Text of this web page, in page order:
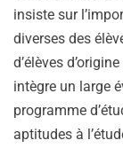
insiste sur
diverses des
d’élèves
intègre un large
programme
aptitudes à